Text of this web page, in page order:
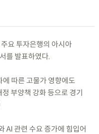
요 투자은행의 아시아
를 발표하였다.
따른 고물가 영향에도
부양책 강화 등으로 경기
관련 수요 증가에 힘입어